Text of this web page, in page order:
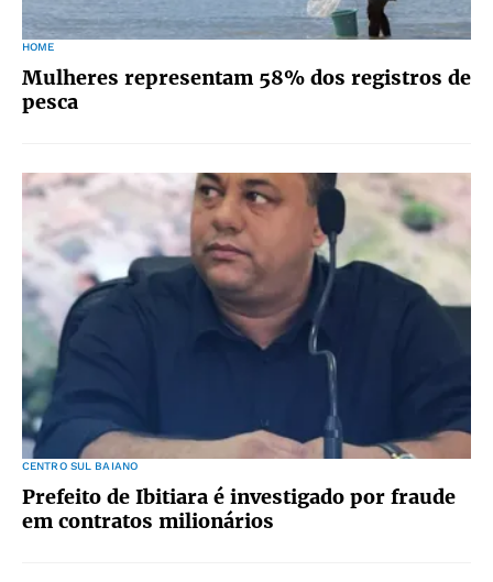
HOME
Mulheres representam 58% dos registros de
pesca
CENTRO SUL BAIANO
Prefeito de Ibitiara é investigado por fraude
em contratos milionários